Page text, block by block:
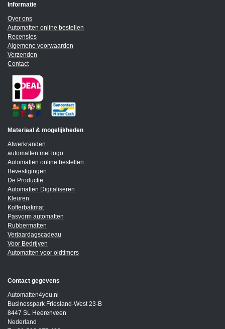
Informatie
Over ons
Automatten online bestellen
Recensies
Algemene voorwaarden
Verzenden
Contact
Materiaal & mogelijkheden
Afwerkranden
automatten met logo
Automatten online bestellen
Bevestigingen
De Productie
Automatten Digitaliseren
Kleuren
Kofferbakmat
Pasvorm automatten
Rubbermatten
Verjaardagscadeau
Voor Bedrijven
Automatten voor oldtimers
Contact gegevens
Automatten4you.nl
Businesspark Friesland-West 23-B
8447 SL Heerenveen
Nederland